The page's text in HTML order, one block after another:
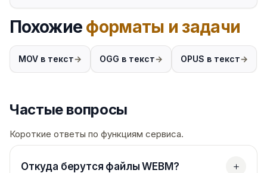
Похожие форматы и задачи
MOV в текст OGG в текст OPUS в текст
Частые вопросы
Короткие ответы по функциям сервиса.
Откуда берутся файлы WEBM?